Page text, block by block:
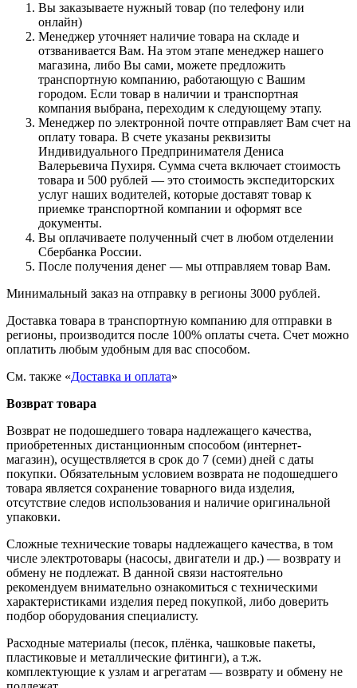
Вы заказываете нужный товар (по телефону или
онлайн)
Менеджер уточняет наличие товара на складе и
отзванивается Вам. На этом этапе менеджер нашего
магазина, либо Вы сами, можете предложить
транспортную компанию, работающую с Вашим
городом. Если товар в наличии и транспортная
компания выбрана, переходим к следующему этапу.
Менеджер по электронной почте отправляет Вам счет на
оплату товара. В счете указаны реквизиты
Индивидуального Предпринимателя Дениса
Валерьевича Пухиря. Сумма счета включает стоимость
товара и 500 рублей — это стоимость экспедиторских
услуг наших водителей, которые доставят товар к
приемке транспортной компании и оформят все
документы.
Вы оплачиваете полученный счет в любом отделении
Сбербанка России.
После получения денег — мы отправляем товар Вам.
Минимальный заказ на отправку в регионы 3000 рублей.
Доставка товара в транспортную компанию для отправки в
регионы, производится после 100% оплаты счета. Счет можно
оплатить любым удобным для вас способом.
См. также «Доставка и оплата»
Возврат товара
Возврат не подошедшего товара надлежащего качества,
приобретенных дистанционным способом (интернет-
магазин), осуществляется в срок до 7 (семи) дней с даты
покупки. Обязательным условием возврата не подошедшего
товара является сохранение товарного вида изделия,
отсутствие следов использования и наличие оригинальной
упаковки.
Сложные технические товары надлежащего качества, в том
числе электротовары (насосы, двигатели и др.) — возврату и
обмену не подлежат. В данной связи настоятельно
рекомендуем внимательно ознакомиться с техническими
характеристиками изделия перед покупкой, либо доверить
подбор оборудования специалисту.
Расходные материалы (песок, плёнка, чашковые пакеты,
пластиковые и металлические фитинги), а т.ж.
комплектующие к узлам и агрегатам — возврату и обмену не